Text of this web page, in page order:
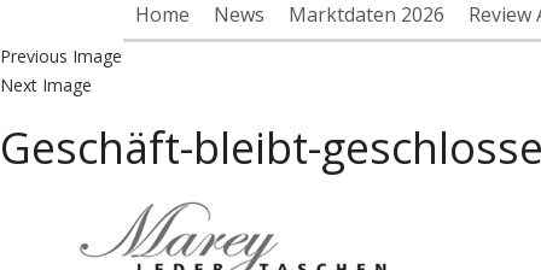
Home News Marktdaten 2026
Previous Image
Next Image
Geschäft-bleibt-